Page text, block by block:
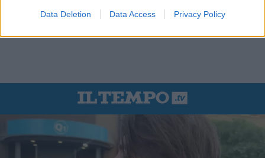
Data Deletion Data Access Privacy Policy